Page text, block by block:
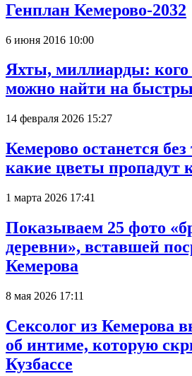
Генплан Кемерово-2032
6 июня 2016 10:00
Яхты, миллиарды: кого
можно найти на
14 февраля 2026 15:27
Кемерово останется
какие цветы пропадут
1 марта 2026 17:41
Показываем 25 фото
деревни», вставшей
Кемерова
8 мая 2026 17:11
Сексолог из Кемерова
об интиме, которую
Кузбассе